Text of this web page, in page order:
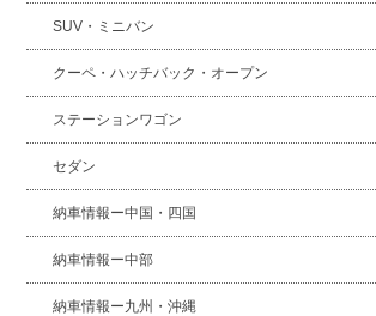
SUV・ミニバン
クーペ・ハッチバック・オープン
ステーションワゴン
セダン
納車情報ー中国・四国
納車情報ー中部
納車情報ー九州・沖縄